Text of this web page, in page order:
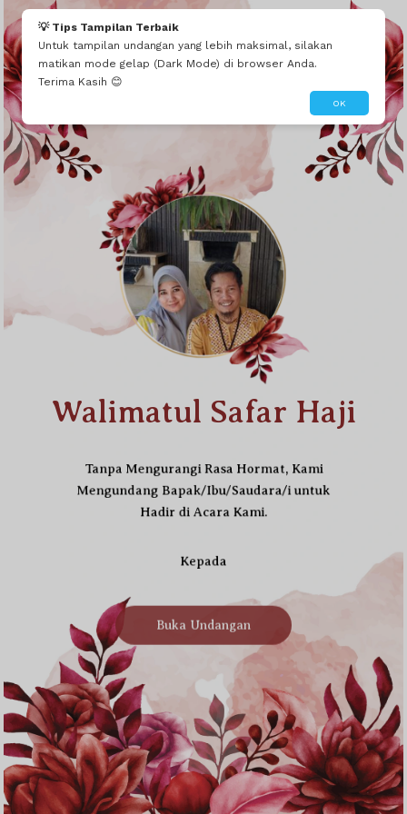
💡 Tips Tampilan Terbaik
Untuk tampilan undangan yang lebih maksimal, silakan
matikan mode gelap (Dark Mode) di browser Anda.
Terima Kasih 😊
OK
Walimatul Safar Haji
Tanpa Mengurangi Rasa Hormat, Kami
Mengundang Bapak/Ibu/Saudara/i untuk
Hadir di Acara Kami.
Kepada
Buka Undangan